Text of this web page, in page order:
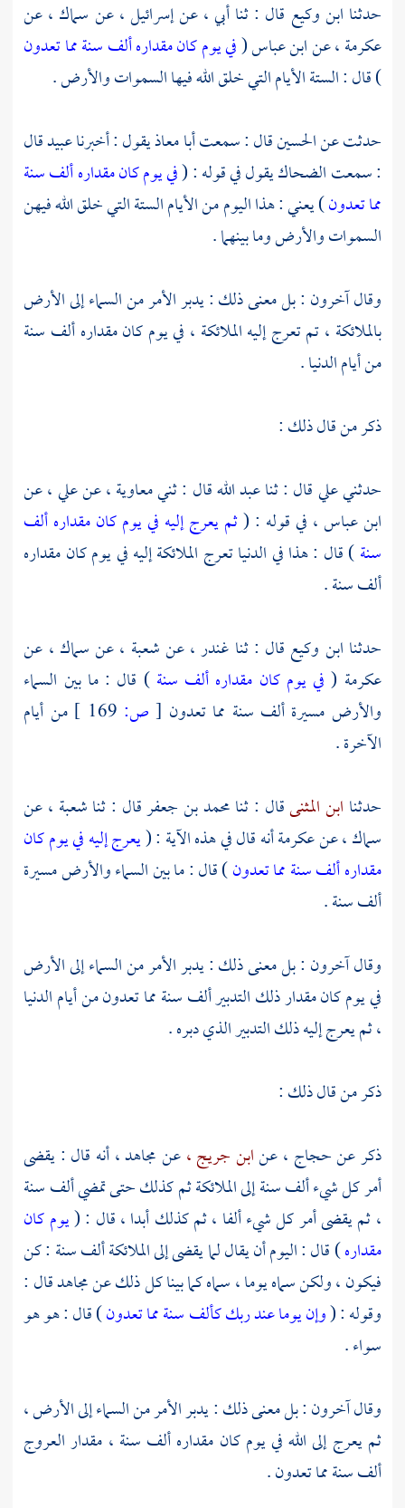
حدثنا ابن وكيع قال : ثنا أبي ، عنإسرائيل ،عن سماك ،عن
عكرمة ،عنابن عباس(في يوم كان مقداره ألف سنة مما تعدون
) قال : الستة الأيام التي خلق الله فيها السموات والأرض .
حدثت عنالحسينقال : سمعتأبا معاذيقول : أخبرناعبيدقال
: سمعتالضحاكيقول في قوله : (في يوم كان مقداره ألف سنة
مما تعدون) يعني : هذا اليوم من الأيام الستة التي خلق الله فيهن
السموات والأرض وما بينهما .
وقال آخرون : بل معنى ذلك : يدبر الأمر من السماء إلى الأرض
بالملائكة ، تم تعرج إليه الملائكة ، في يوم كان مقداره ألف سنة
من أيام الدنيا .
ذكر من قال ذلك :
حدثنيعليقال : ثناعبد اللهقال : ثنيمعاوية ،عنعلي ،عن
ابن عباس ، في قوله : (ثم يعرج إليه في يوم كان مقداره ألف
سنة) قال : هذا في الدنيا تعرج الملائكة إليه في يوم كان مقداره
ألف سنة .
حدثنا ابن وكيع قال : ثنا غندر ،عنشعبة ،عنسماك ، عن
عكرمة ( في يوم كان مقداره ألف سنة) قال : ما بين السماء
والأرض مسيرة ألف سنة مما تعدون [ ص:
من أيام
الآخرة .
حدثنا ابن المثنىقال : ثنامحمد بن جعفرقال : ثناشعبة ،عن
سماك ،عنعكرمةأنه قال في هذه الآية : (يعرج إليه في يوم كان
مقداره ألف سنة مما تعدون) قال : ما بين السماء والأرض مسيرة
ألف سنة .
وقال آخرون : بل معنى ذلك : يدبر الأمر من السماء إلى الأرض
في يوم كان مقدار ذلك التدبير ألف سنة مما تعدون من أيام الدنيا
، ثم يعرج إليه ذلك التدبير الذي دبره .
ذكر من قال ذلك :
ذكر عنحجاج ،عنابن جريج ،عنمجاهد ،أنه قال : يقضى
أمر كل شيء ألف سنة إلى الملائكة ثم كذلك حتى تمضي ألف سنة
، ثم يقضى أمر كل شيء ألفا ، ثم كذلك أبدا ، قال : (يوم كان
مقداره) قال : اليوم أن يقال لما يقضى إلى الملائكة ألف سنة : كن
فيكون ، ولكن سماه يوما ، سماه كما بينا كل ذلك عنمجاهدقال :
وقوله : (وإن يوما عند ربك كألف سنة مما تعدون) قال : هو هو
سواء .
وقال آخرون : بل معنى ذلك : يدبر الأمر من السماء إلى الأرض ،
ثم يعرج إلى الله في يوم كان مقداره ألف سنة ، مقدار العروج
ألف سنة مما تعدون .